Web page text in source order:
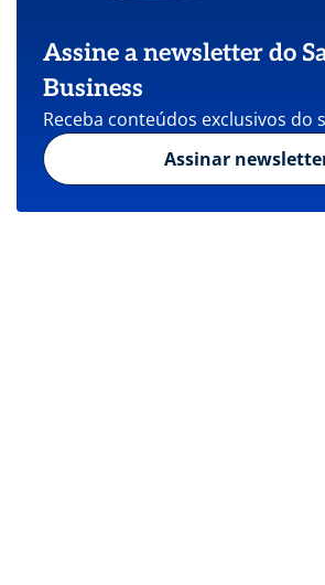
Assine a newsletter do
Business
Receba conteúdos exclusivos do
Assinar